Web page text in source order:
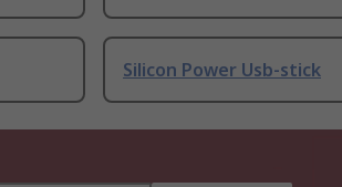
Silicon Power Usb-stick